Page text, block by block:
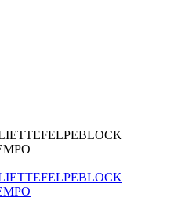
FELPEBLOCK
FELPEBLOCK